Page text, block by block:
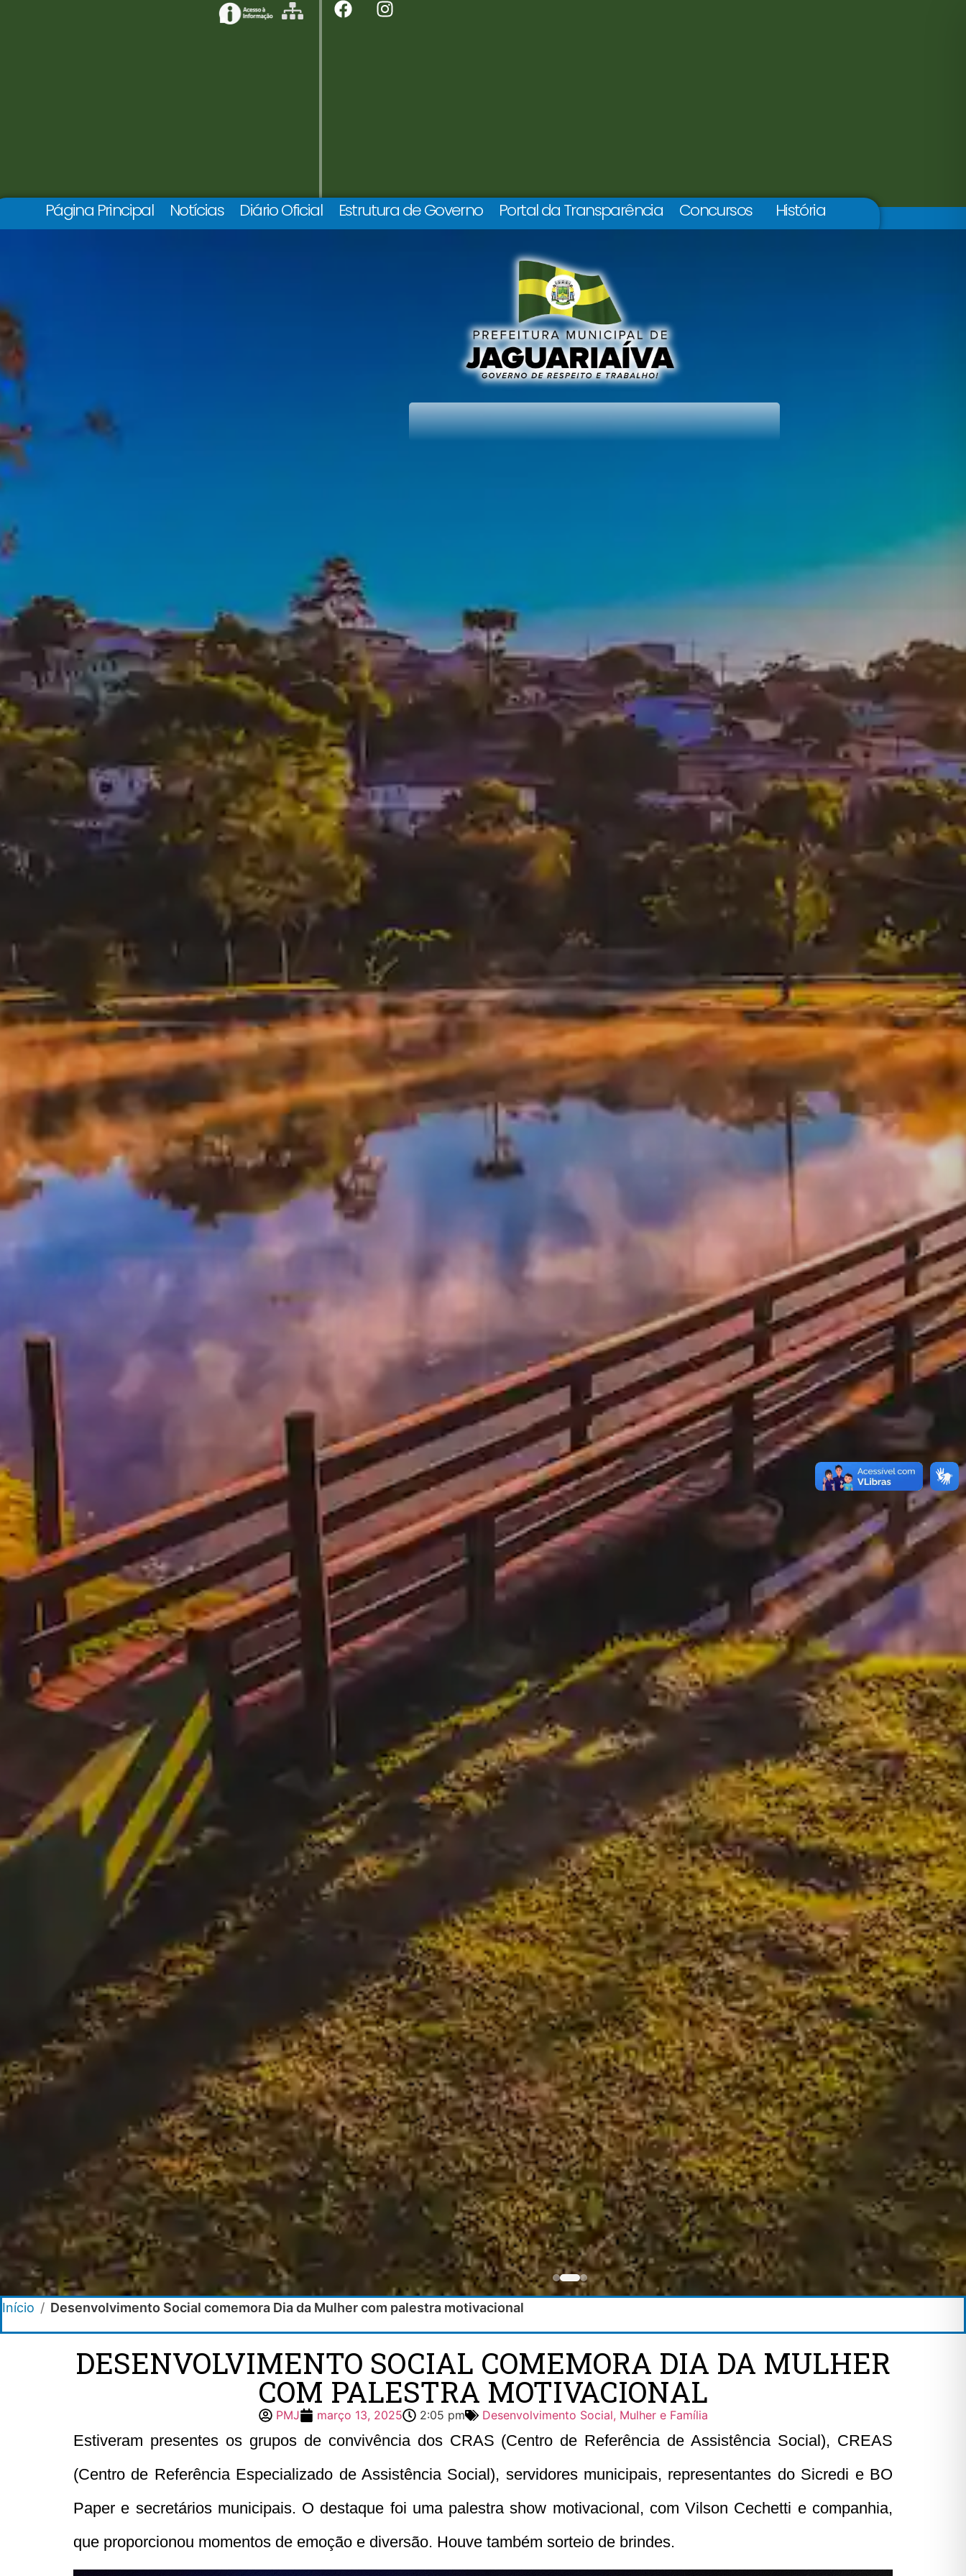
Página Principal Notícias Diário Oficial Estrutura de Governo Portal da Transparência Concursos História
Início / Desenvolvimento Social comemora Dia da Mulher com palestra motivacional
DESENVOLVIMENTO SOCIAL COMEMORA DIA DA MULHER
COM PALESTRA MOTIVACIONAL
PMJ março 13, 2025 2:05 pm Desenvolvimento Social, Mulher e Família
Estiveram presentes os grupos de convivência dos CRAS (Centro de Referência de Assistência Social), CREAS
(Centro de Referência Especializado de Assistência Social), servidores municipais, representantes do Sicredi e BO
Paper e secretários municipais. O destaque foi uma palestra show motivacional, com Vilson Cechetti e companhia,
que proporcionou momentos de emoção e diversão. Houve também sorteio de brindes.